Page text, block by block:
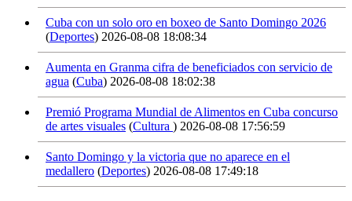
Cuba con un solo oro en boxeo de Santo Domingo 2026
(Deportes) 2026-08-08 18:08:34
Aumenta en Granma cifra de beneficiados con servicio de
agua (Cuba) 2026-08-08 18:02:38
Premió Programa Mundial de Alimentos en Cuba concurso
de artes visuales (Cultura ) 2026-08-08 17:56:59
Santo Domingo y la victoria que no aparece en el
medallero (Deportes) 2026-08-08 17:49:18